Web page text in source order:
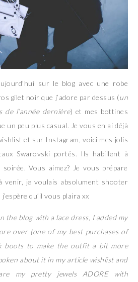
sur le blog avec une robe
gilet noir que j’adore par dessus (un
de l’année dernière) et mes bottines
un peu plus casual. Je vous en ai déjà
et sur Instagram, voici mes jolis
Swarovski portés. Ils habillent à
Vous aimez? Je vous prépare
venir, je voulais absolument shooter
qu’il vous plaira xx
the blog with a lace dress, I added my
over (one of my best purchases of
boots to make the outfit a bit more
about it in my article wishlist and
my pretty jewels ADORE with